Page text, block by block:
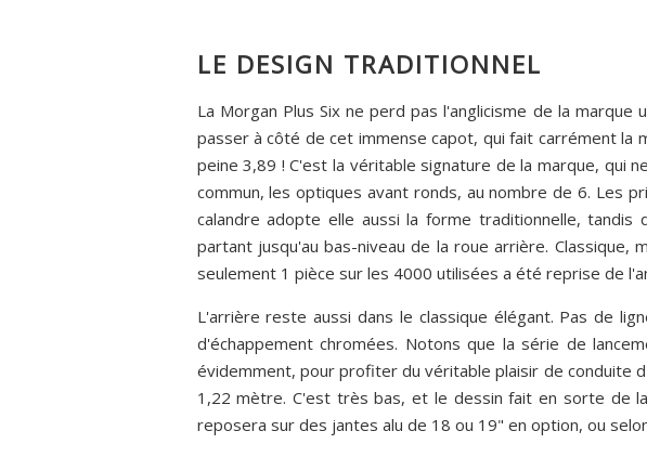
LE DESIGN TRADITIONNEL
La Morgan Plus Six ne perd pas l'anglicisme de la
passer à côté de cet immense capot, qui fait carrément
peine 3,89 ! C'est la véritable signature de la marque, qui
commun, les optiques avant ronds, au nombre de 6. Les
calandre adopte elle aussi la forme traditionnelle,
partant jusqu'au bas-niveau de la roue arrière. Classique,
seulement 1 pièce sur les 4000 utilisées a été reprise de
L'arrière reste aussi dans le classique élégant. Pas de
d'échappement chromées. Notons que la série de
évidemment, pour profiter du véritable plaisir de conduite
1,22 mètre. C'est très bas, et le dessin fait en sorte de
reposera sur des jantes alu de 18 ou 19" en option, ou